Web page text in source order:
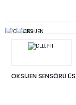
OKSİJEN SENSÖRÜ